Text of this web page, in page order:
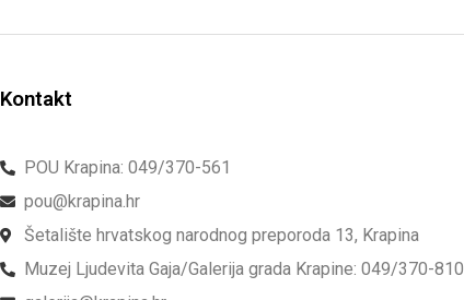
Kontakt
POU Krapina: 049/370-561
pou@krapina.hr
Šetalište hrvatskog narodnog preporoda 13, Krapina
Muzej Ljudevita Gaja/Galerija grada Krapine: 049/370-810